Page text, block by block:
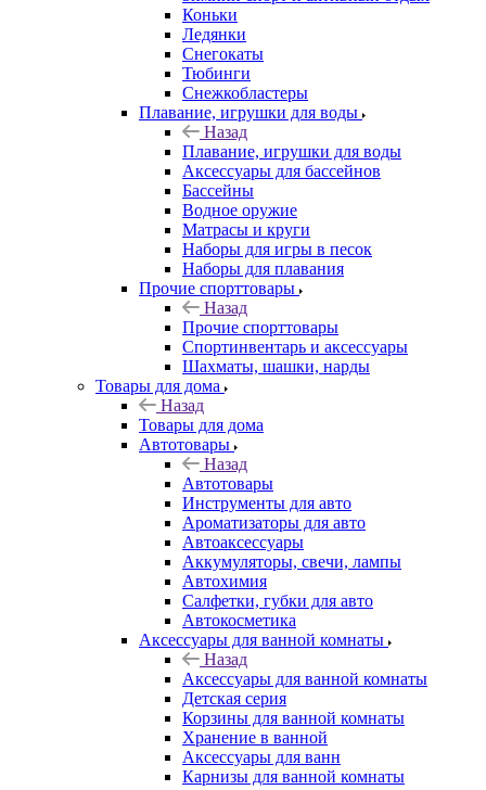
Коньки
Ледянки
Снегокаты
Тюбинги
Снежкобластеры
Плавание, игрушки для воды
Назад
Плавание, игрушки для воды
Аксессуары для бассейнов
Бассейны
Водное оружие
Матрасы и круги
Наборы для игры в песок
Наборы для плавания
Прочие спорттовары
Назад
Прочие спорттовары
Спортинвентарь и аксессуары
Шахматы, шашки, нарды
Товары для дома
Назад
Товары для дома
Автотовары
Назад
Автотовары
Инструменты для авто
Ароматизаторы для авто
Автоаксессуары
Аккумуляторы, свечи, лампы
Автохимия
Салфетки, губки для авто
Автокосметика
Аксессуары для ванной комнаты
Назад
Аксессуары для ванной комнаты
Детская серия
Корзины для ванной комнаты
Хранение в ванной
Аксессуары для ванн
Карнизы для ванной комнаты